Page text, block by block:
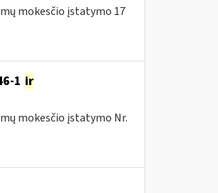
mokesčio įstatymo 17
1 ir
mokesčio įstatymo Nr.